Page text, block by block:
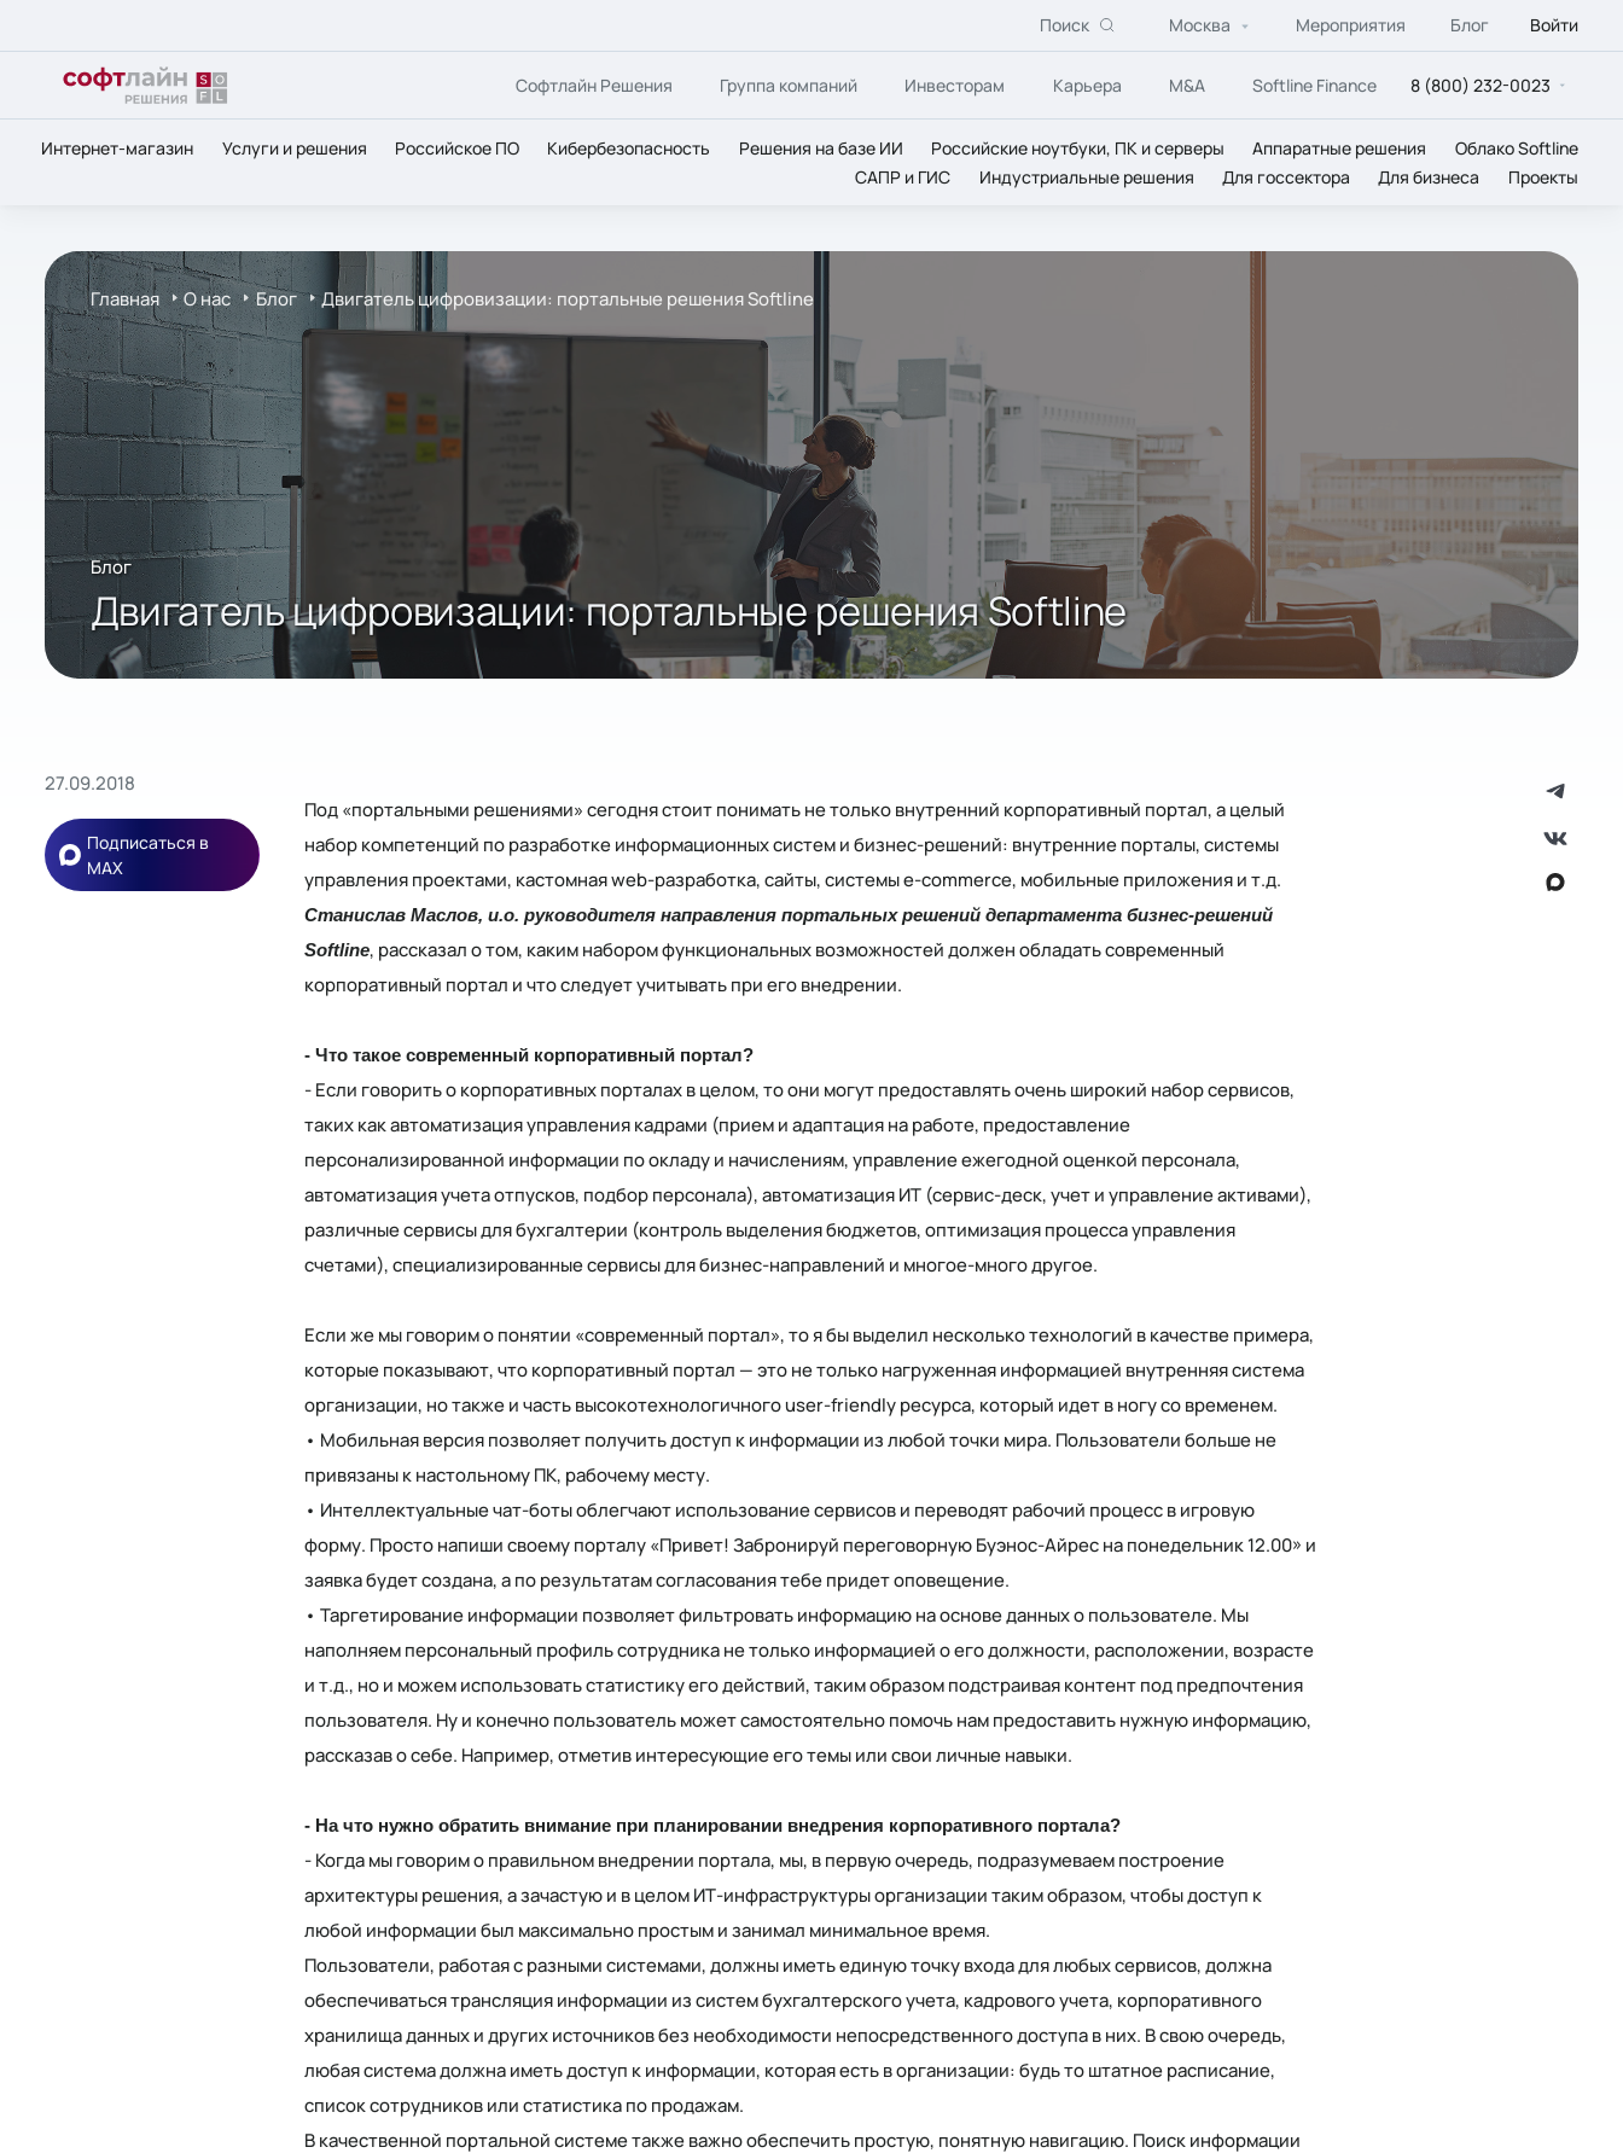
Поиск Москва Мероприятия Блог Войти
Софтлайн Решения Группа компаний Инвесторам Карьера M&A Softline Finance 8 (800) 232-0023
Интернет-магазин Услуги и решения Российское ПО Кибербезопасность Решения на базе ИИ Российские ноутбуки, ПК и серверы Аппаратные решения
Облако Softline
САПР и ГИС
Индустриальные решения Для госсектора Для бизнеса Проекты
Главная О нас Блог Двигатель цифровизации: портальные решения Softline
Блог
Двигатель цифровизации: портальные решения Softline
27.09.2018
Подписаться в
MAX
Под «портальными решениями» сегодня стоит понимать не только внутренний корпоративный портал, а целый
набор компетенций по разработке информационных систем и бизнес-решений: внутренние порталы, системы
управления проектами, кастомная web-разработка, сайты, системы e-commerce, мобильные приложения и т.д.
Станислав Маслов, и.о. руководителя направления портальных решений департамента бизнес-решений
Softline, рассказал о том, каким набором функциональных возможностей должен обладать современный
корпоративный портал и что следует учитывать при его внедрении.
- Что такое современный корпоративный портал?
- Если говорить о корпоративных порталах в целом, то они могут предоставлять очень широкий набор сервисов,
таких как автоматизация управления кадрами (прием и адаптация на работе, предоставление
персонализированной информации по окладу и начислениям, управление ежегодной оценкой персонала,
автоматизация учета отпусков, подбор персонала), автоматизация ИТ (сервис-деск, учет и управление активами),
различные сервисы для бухгалтерии (контроль выделения бюджетов, оптимизация процесса управления
счетами), специализированные сервисы для бизнес-направлений и многое-много другое.
Если же мы говорим о понятии «современный портал», то я бы выделил несколько технологий в качестве примера,
которые показывают, что корпоративный портал — это не только нагруженная информацией внутренняя система
организации, но также и часть высокотехнологичного user-friendly ресурса, который идет в ногу со временем.
• Мобильная версия позволяет получить доступ к информации из любой точки мира. Пользователи больше не
привязаны к настольному ПК, рабочему месту.
• Интеллектуальные чат-боты облегчают использование сервисов и переводят рабочий процесс в игровую
форму. Просто напиши своему порталу «Привет! Забронируй переговорную Буэнос-Айрес на понедельник 12.00» и
заявка будет создана, а по результатам согласования тебе придет оповещение.
• Таргетирование информации позволяет фильтровать информацию на основе данных о пользователе. Мы
наполняем персональный профиль сотрудника не только информацией о его должности, расположении, возрасте
и т.д., но и можем использовать статистику его действий, таким образом подстраивая контент под предпочтения
пользователя. Ну и конечно пользователь может самостоятельно помочь нам предоставить нужную информацию,
рассказав о себе. Например, отметив интересующие его темы или свои личные навыки.
- На что нужно обратить внимание при планировании внедрения корпоративного портала?
- Когда мы говорим о правильном внедрении портала, мы, в первую очередь, подразумеваем построение
архитектуры решения, а зачастую и в целом ИТ-инфраструктуры организации таким образом, чтобы доступ к
любой информации был максимально простым и занимал минимальное время.
Пользователи, работая с разными системами, должны иметь единую точку входа для любых сервисов, должна
обеспечиваться трансляция информации из систем бухгалтерского учета, кадрового учета, корпоративного
хранилища данных и других источников без необходимости непосредственного доступа в них. В свою очередь,
любая система должна иметь доступ к информации, которая есть в организации: будь то штатное расписание,
список сотрудников или статистика по продажам.
В качественной портальной системе также важно обеспечить простую, понятную навигацию. Поиск информации